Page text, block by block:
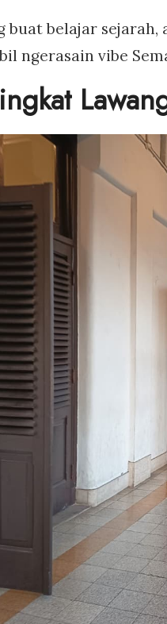
buat belajar
ngerasain vibe